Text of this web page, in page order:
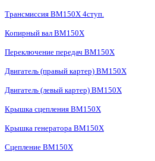
Трансмиссия BM150X 4ступ.
Копирный вал BM150X
Переключение передач BM150X
Двигатель (правый картер) BM150X
Двигатель (левый картер) BM150X
Крышка сцепления BM150X
Крышка генератора BM150X
Сцепление BM150X